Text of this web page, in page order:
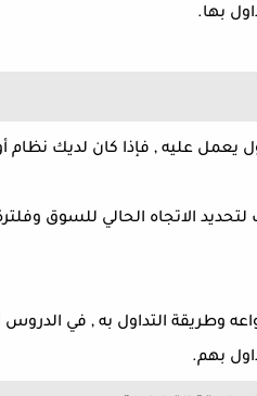
بها.
يعمل عليه , فإذا كان لديك نظام
الاتجاه الحالي للسوق
وطريقة التداول به , في الدروس
بهم.